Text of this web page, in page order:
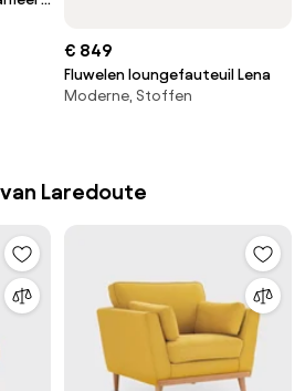
€ 849
Fluwelen loungefauteuil Lena
Moderne, Stoffen
Laredoute